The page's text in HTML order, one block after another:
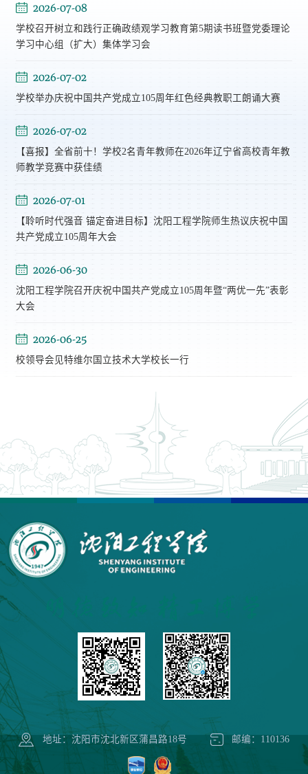
2026-07-08
学校召开树立和践行正确政绩观学习教育第5期读书班暨党委理论
学习中心组（扩大）集体学习会
2026-07-02
学校举办庆祝中国共产党成立105周年红色经典教职工朗诵大赛
2026-07-02
【喜报】全省前十！学校2名青年教师在2026年辽宁省高校青年教
师教学竞赛中获佳绩
2026-07-01
【聆听时代强音 锚定奋进目标】沈阳工程学院师生热议庆祝中国
共产党成立105周年大会
2026-06-30
沈阳工程学院召开庆祝中国共产党成立105周年暨“两优一先”表彰
大会
2026-06-25
校领导会见特维尔国立技术大学校长一行
地址：沈阳市沈北新区蒲昌路18号 邮编：110136